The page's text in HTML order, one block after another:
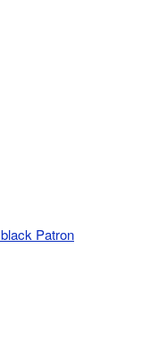
Patron